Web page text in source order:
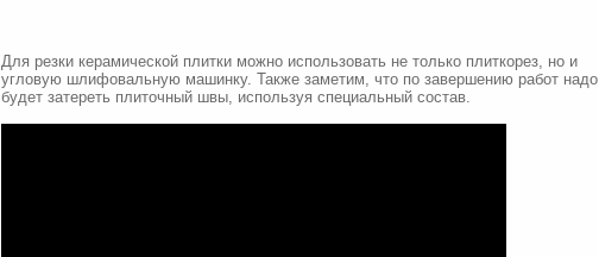
Для резки керамической плитки можно использовать не только плиткорез, но и
угловую шлифовальную машинку. Также заметим, что по завершению работ надо
будет затереть плиточный швы, используя специальный состав.